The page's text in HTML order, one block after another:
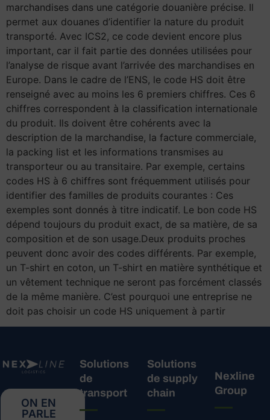
marchandises dans une catégorie douanière précise. Il
permet aux douanes d’identifier la nature du produit
transporté. Avec ICS2, ce code devient encore plus
important, car il fait partie des données utilisées pour
l’analyse de risque avant l’arrivée des marchandises en
Europe. Dans le cadre de l’ENS, le code HS doit être
renseigné avec au moins les 6 premiers chiffres. Ces 6
chiffres correspondent à la classification internationale
du produit. Ils doivent être cohérents avec la
description de la marchandise, la facture commerciale,
la packing list et les informations transmises au
transporteur ou au transitaire. Par exemple, certains
codes HS à 6 chiffres sont fréquemment utilisés pour
identifier des familles de produits courantes : Ces
exemples sont donnés à titre indicatif. Le bon code HS
dépend toujours du produit exact, de sa matière, de sa
composition et de son usage.Deux produits proches
peuvent donc avoir des codes différents. Par exemple,
un T-shirt en coton, un T-shirt en matière synthétique et
un vêtement technique ne seront pas forcément classés
de la même manière. C’est pourquoi une entreprise ne
doit pas choisir un code HS uniquement à partir
ON EN
PARLE
Solutions
de
transport
Solutions
de supply
chain
Nexline
Group